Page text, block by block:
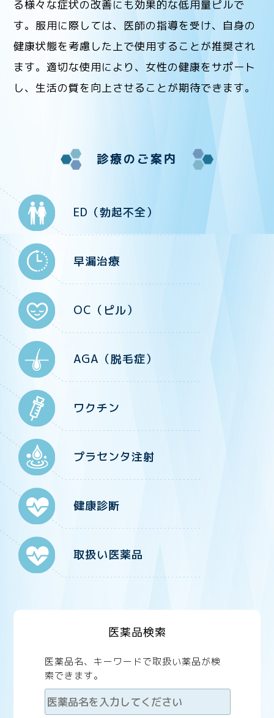
る様々な症状の改善にも効果的な低用量ピルで
す。服用に際しては、医師の指導を受け、自身の
健康状態を考慮した上で使用することが推奨され
ます。適切な使用により、女性の健康をサポート
し、生活の質を向上させることが期待できます。
診療のご案内
ED（勃起不全）
早漏治療
OC（ピル）
AGA（脱毛症）
ワクチン
プラセンタ注射
健康診断
取扱い医薬品
医薬品検索
医薬品名、キーワードで取扱い薬品が検
索できます。